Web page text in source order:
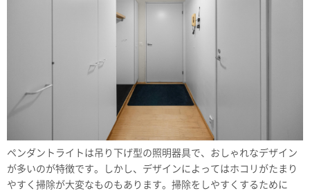
ペンダントライトは吊り下げ型の照明器具で、おしゃれなデザイン
が多いのが特徴です。しかし、デザインによってはホコリがたまり
やすく掃除が大変なものもあります。掃除をしやすくするために